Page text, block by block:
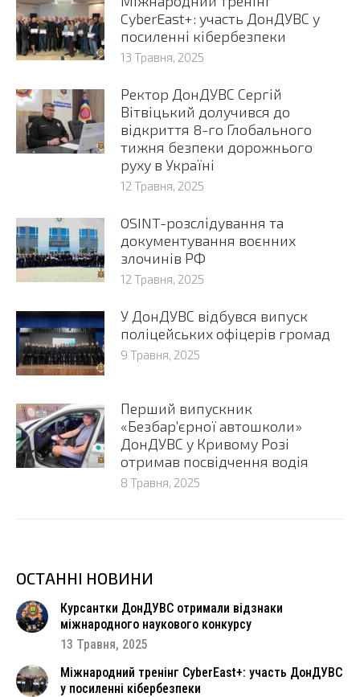
CyberEast+: участь ДонДУВС у
посиленні кібербезпеки
13 Травня, 2025
Ректор ДонДУВС Сергій
Вітвіцький долучився до
відкриття 8-го Глобального
тижня безпеки дорожнього
руху в Україні
12 Травня, 2025
OSINT-розслідування та
документування воєнних
злочинів РФ
12 Травня, 2025
У ДонДУВС відбувся випуск
поліцейських офіцерів громад
9 Травня, 2025
Перший випускник
«Безбар’єрної автошколи»
ДонДУВС у Кривому Розі
отримав посвідчення водія
8 Травня, 2025
ОСТАННІ НОВИНИ
Курсантки ДонДУВС отримали відзнаки
міжнародного наукового конкурсу
13 Травня, 2025
Міжнародний тренінг CyberEast+: участь ДонДУВС
у посиленні кібербезпеки